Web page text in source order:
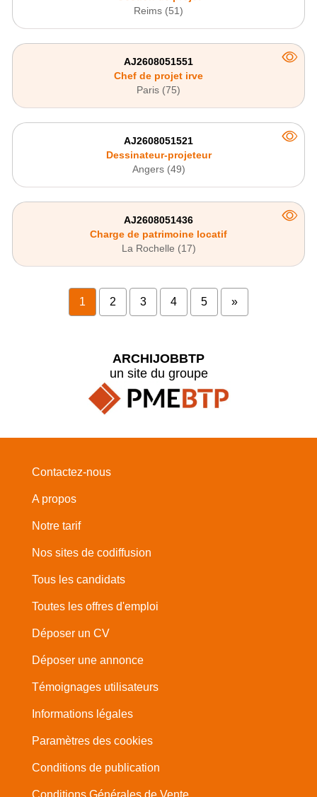
Reims (51)
AJ2608051551
Chef de projet irve
Paris (75)
AJ2608051521
Dessinateur‑projeteur
Angers (49)
AJ2608051436
Charge de patrimoine locatif
La Rochelle (17)
1 2 3 4 5 »
ARCHIJOBBTP
un site du groupe
Contactez-nous
A propos
Notre tarif
Nos sites de codiffusion
Tous les candidats
Toutes les offres d'emploi
Déposer un CV
Déposer une annonce
Témoignages utilisateurs
Informations légales
Paramètres des cookies
Conditions de publication